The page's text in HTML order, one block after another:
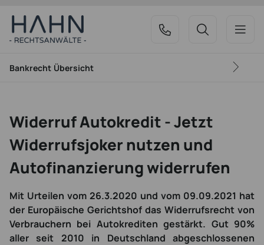
Bankrecht Übersicht
Widerruf Autokredit - Jetzt
Widerrufsjoker nutzen und
Autofinanzierung widerrufen
Mit Urteilen vom 26.3.2020 und vom 09.09.2021 hat
der Europäische Gerichtshof das Widerrufsrecht von
Verbrauchern bei Autokrediten gestärkt. Gut 90%
aller seit 2010 in Deutschland abgeschlossenen